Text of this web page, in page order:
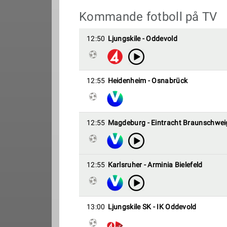
Kommande fotboll på TV
12:50 Ljungskile - Oddevold
12:55 Heidenheim - Osnabrück
12:55 Magdeburg - Eintracht
12:55 Karlsruher - Arminia Bielefeld
13:00 Ljungskile SK - IK Oddevold